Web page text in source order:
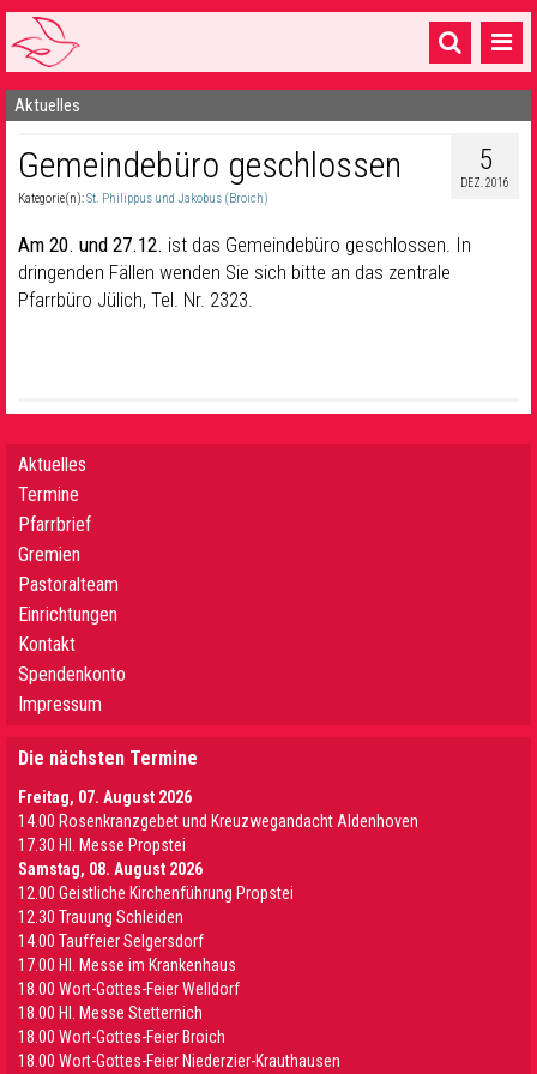
Startseite
1 Pfarrei
16 Gemeinden & mehr
Gottesdienste & Sinnsuche
Sakramente & Feste
Seelsorge & Kontakt
Aktuelles
5
DEZ. 2016
Gemeindebüro geschlossen
Kategorie(n):St. Philippus und Jakobus (Broich)
Am 20. und 27.12. ist das Gemeindebüro geschlossen. In
dringenden Fällen wenden Sie sich bitte an das zentrale
Pfarrbüro Jülich, Tel. Nr. 2323.
Aktuelles
Termine
Pfarrbrief
Gremien
Pastoralteam
Einrichtungen
Kontakt
Spendenkonto
Impressum
Die nächsten Termine
Freitag, 07. August 2026
14.00 Rosenkranzgebet und Kreuzwegandacht Aldenhoven
17.30 Hl. Messe Propstei
Samstag, 08. August 2026
12.00 Geistliche Kirchenführung Propstei
12.30 Trauung Schleiden
14.00 Tauffeier Selgersdorf
17.00 Hl. Messe im Krankenhaus
18.00 Wort-Gottes-Feier Welldorf
18.00 Hl. Messe Stetternich
18.00 Wort-Gottes-Feier Broich
18.00 Wort-Gottes-Feier Niederzier-Krauthausen